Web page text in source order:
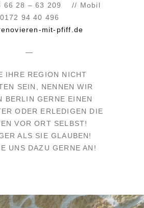
66 28 – 63 209 // Mobil
0172 94 40 496
mit-pfiff.de
—
IHRE REGION NICHT
SEIN, NENNEN WIR
BERLIN GERNE EINEN
ODER ERLEDIGEN DIE
VOR ORT SELBST!
ALS SIE GLAUBEN!
UNS DAZU GERNE AN!